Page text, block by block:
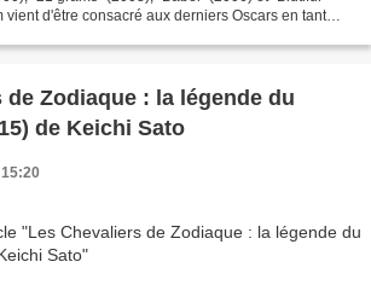
vient d'être consacré aux derniers Oscars en tant
de Zodiaque : la légende du
de Keichi Sato